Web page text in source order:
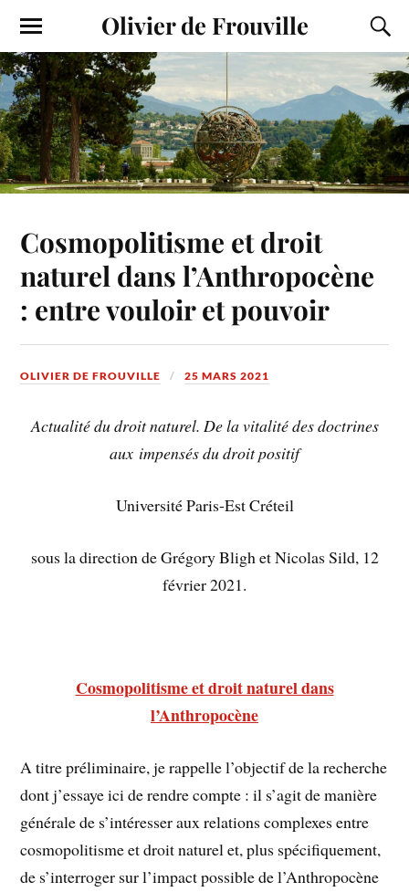
Olivier de Frouville
Cosmopolitisme et droit
naturel dans l’Anthropocène
: entre vouloir et pouvoir
OLIVIER DE FROUVILLE 25 MARS 2021
Actualité du droit naturel. De la vitalité des doctrines
aux impensés du droit positif
Université Paris-Est Créteil
sous la direction de Grégory Bligh et Nicolas Sild, 12
février 2021.
Cosmopolitisme et droit naturel dans
l’Anthropocène
A titre préliminaire, je rappelle l’objectif de la recherche
dont j’essaye ici de rendre compte : il s’agit de manière
générale de s’intéresser aux relations complexes entre
cosmopolitisme et droit naturel et, plus spécifiquement,
de s’interroger sur l’impact possible de l’Anthropocène